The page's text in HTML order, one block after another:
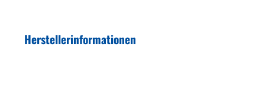
Herstellerinformationen